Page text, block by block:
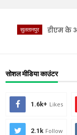
डीएम के औचक
सोशल मीडिया काउंटर
1.6k+ Likes
2.1k Follow